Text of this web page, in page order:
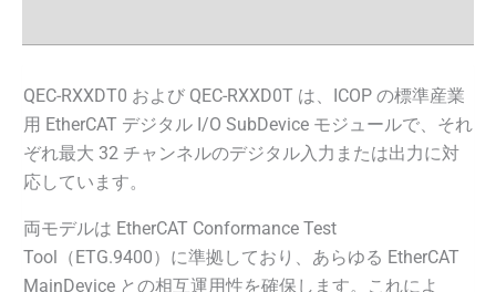
QEC-RXXDT0 および QEC-RXXD0T は、ICOP の標準産業
用 EtherCAT デジタル I/O SubDevice モジュールで、それ
ぞれ最大 32 チャンネルのデジタル入力または出力に対
応しています。
両モデルは EtherCAT Conformance Test
Tool（ETG.9400）に準拠しており、あらゆる EtherCAT
MainDevice との相互運用性を確保します。これによ